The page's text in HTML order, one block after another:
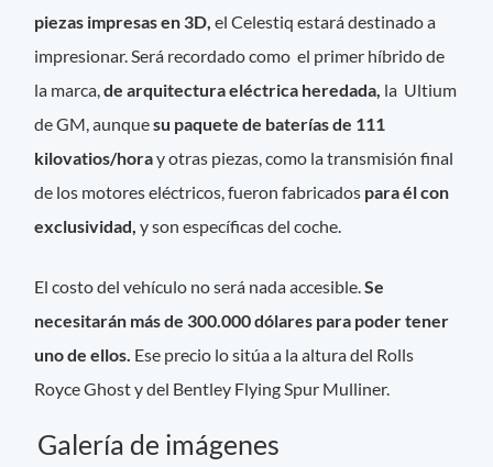
piezas impresas en 3D, el Celestiq estará destinado a
impresionar. Será recordado como el primer híbrido de
la marca,de arquitectura eléctrica heredada, la Ultium
de GM, aunquesu paquete de baterías de 111
kilovatios/horay otras piezas, como la transmisión final
de los motores eléctricos, fueron fabricados para él con
exclusividad,y son específicas del coche.
El costo del vehículo no será nada accesible.Se
necesitarán más de 300.000 dólares para poder tener
uno de ellos. Ese precio lo sitúa a la altura del Rolls
Royce Ghost y del Bentley Flying Spur Mulliner.
Galería de imágenes